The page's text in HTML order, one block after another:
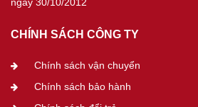
CHÍNH SÁCH CÔNG TY
Chính sách vận chuyển
Chính sách bảo hành